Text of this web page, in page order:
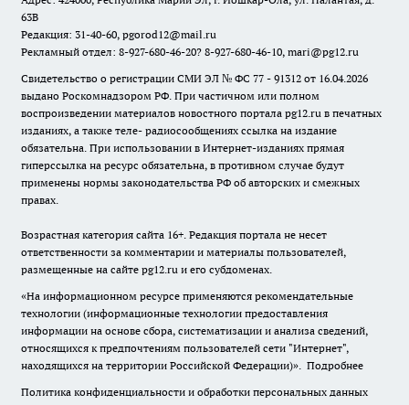
63В
Редакция: 31-40-60, pgorod12@mail.ru
Рекламный отдел: 8-927-680-46-20? 8-927-680-46-10, mari@pg12.ru
Свидетельство о регистрации СМИ ЭЛ № ФС 77 - 91312 от 16.04.2026
выдано Роскомнадзором РФ. При частичном или полном
воспроизведении материалов новостного портала pg12.ru в печатных
изданиях, а также теле- радиосообщениях ссылка на издание
обязательна. При использовании в Интернет-изданиях прямая
гиперссылка на ресурс обязательна, в противном случае будут
применены нормы законодательства РФ об авторских и смежных
правах.
Возрастная категория сайта 16+. Редакция портала не несет
ответственности за комментарии и материалы пользователей,
размещенные на сайте pg12.ru и его субдоменах.
«На информационном ресурсе применяются рекомендательные
технологии (информационные технологии предоставления
информации на основе сбора, систематизации и анализа сведений,
относящихся к предпочтениям пользователей сети "Интернет",
находящихся на территории Российской Федерации)». Подробнее
Политика конфиденциальности и обработки персональных данных